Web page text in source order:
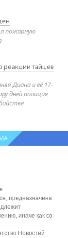
пожарную
реакции тайцев
Диана и её 17-
дней полиция
предназначена
иначе как со
Новостей